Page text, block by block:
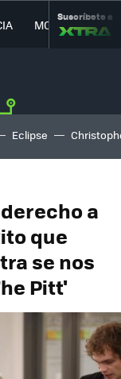
MOVILIDAD
Suscríbete a
Eclipse
a
que
se nos
Pitt'